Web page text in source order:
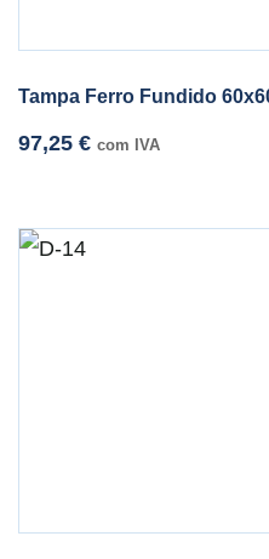
Tampa Ferro Fundido
97,25 € com IVA